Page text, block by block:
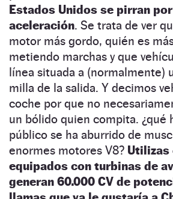
Estados Unidos se pirran
aceleración. Se trata de ver
motor más gordo, quién es
metiendo marchas y que
línea situada a (normalmente)
milla de la salida. Y decimos
coche por que no
un bólido quien compita. ¿qué
público se ha aburrido de
enormes motores V8? Utilizas
equipados con turbinas de
generan 60.000 CV de